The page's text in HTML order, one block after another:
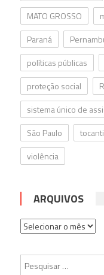
MATO GROSSO
Paraná
políticas públicas
proteção social
sistema único de
São Paulo
violência
ARQUIVOS
Arquivos